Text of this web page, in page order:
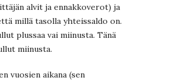
alvit ja ennakkoverot) ja
millä tasolla yhteissaldo on.
plussaa vai miinusta. Tänä
miinusta.
vuosien aikana (sen